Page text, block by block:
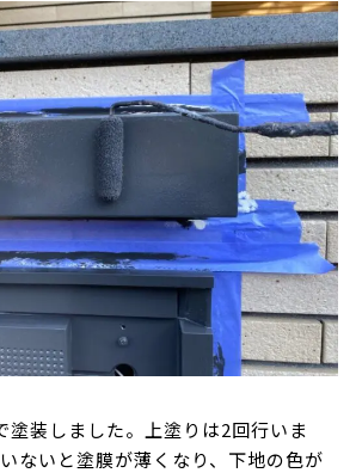
塗装しました。上塗りは2回行いま
ないと塗膜が薄くなり、下地の色が